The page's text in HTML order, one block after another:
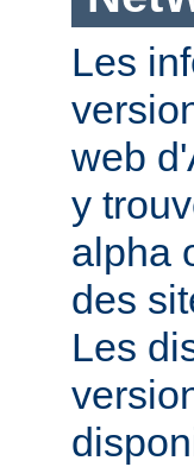
Les
web
y
alpha
des
Les